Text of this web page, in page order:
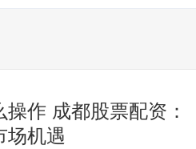
作 成都股票配资：
场机遇